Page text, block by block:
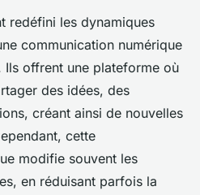
redéfini les dynamiques
communication numérique
Ils offrent une plateforme où
des idées, des
créant ainsi de nouvelles
cette
modifie souvent les
en réduisant parfois la